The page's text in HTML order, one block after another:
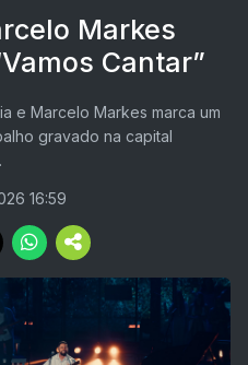
Markes
Cantar”
e Marcelo Markes marca um
gravado na capital
16:59